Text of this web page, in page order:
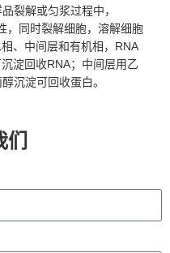
裂解或匀浆过程中，
，同时裂解细胞，溶解细胞
、中间层和有机相，RNA
淀回收RNA；中间层用乙
沉淀可回收蛋白。